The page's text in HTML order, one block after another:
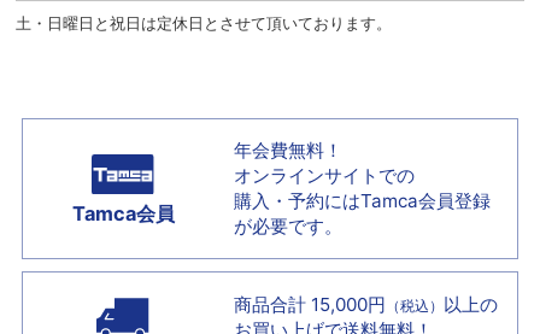
土・日曜日と祝日は定休日とさせて頂いております。
Tamca会員
年会費無料！
オンラインサイトでの
購入・予約にはTamca会員登録
が必要です。
商品合計 15,000円 （税込） 以上の